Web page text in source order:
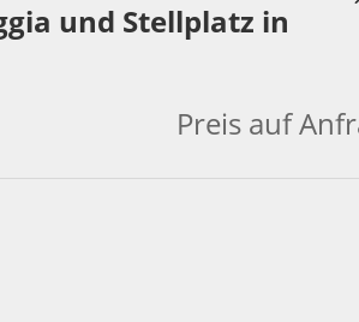
und Stellplatz in
Preis auf